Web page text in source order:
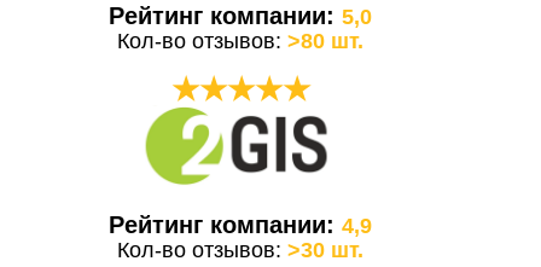
Рейтинг компании:5,0
Кол-во отзывов:>80 шт.
★★★★★
Рейтинг компании:4,9
Кол-во отзывов:>30 шт.